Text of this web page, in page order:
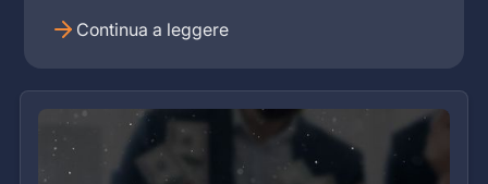
Continua a leggere